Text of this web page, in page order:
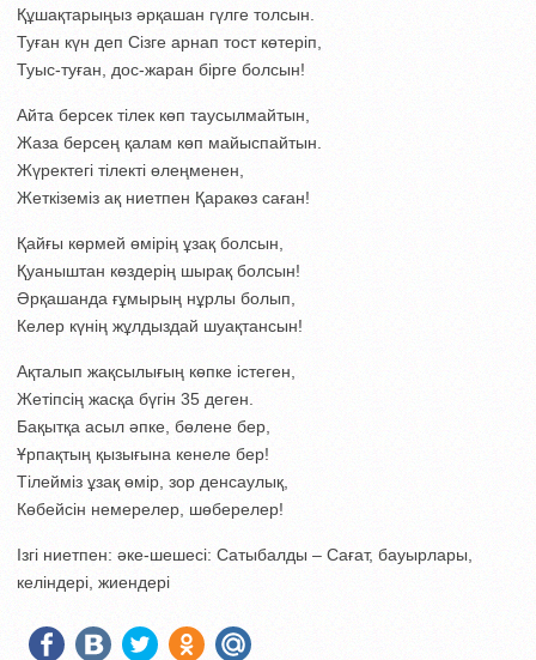
Құшақтарыңыз әрқашан гүлге толсын.
Туған күн деп Сізге арнап тост көтеріп,
Туыс-туған, дос-жаран бірге болсын!
Айта берсек тілек көп таусылмайтын,
Жаза берсең қалам көп майыспайтын.
Жүректегі тілекті өлеңменен,
Жеткіземіз ақ ниетпен Қаракөз саған!
Қайғы көрмей өмірің ұзақ болсын,
Қуаныштан көздерің шырақ болсын!
Әрқашанда ғұмырың нұрлы болып,
Келер күнің жұлдыздай шуақтансын!
Ақталып жақсылығың көпке істеген,
Жетіпсің жасқа бүгін 35 деген.
Бақытқа асыл әпке, бөлене бер,
Ұрпақтың қызығына кенеле бер!
Тілейміз ұзақ өмір, зор денсаулық,
Көбейсін немерелер, шөберелер!
Ізгі ниетпен: әке-шешесі: Сатыбалды – Сағат, бауырлары,
келіндері, жиендері